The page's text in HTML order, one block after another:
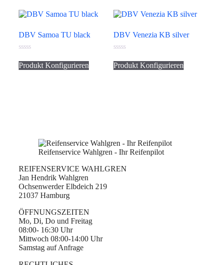
DBV Samoa TU black
von
5
Produkt Konfigurieren
DBV Venezia KB silver
von
5
Produkt Konfigurieren
Reifenservice Wahlgren - Ihr Reifenpilot
REIFENSERVICE WAHLGREN
Jan Hendrik Wahlgren
Ochsenwerder Elbdeich 219
21037 Hamburg
ÖFFNUNGSZEITEN
Mo, Di, Do und Freitag
08:00- 16:30 Uhr
Mittwoch 08:00-14:00 Uhr
Samstag auf Anfrage